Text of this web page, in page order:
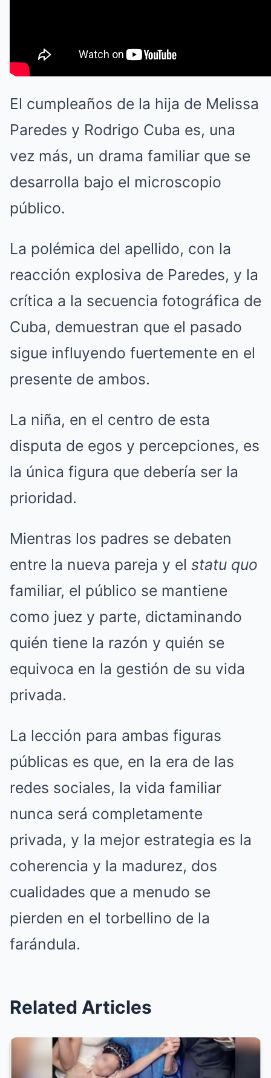
El cumpleaños de la hija de Melissa
Paredes y Rodrigo Cuba es, una
vez más, un drama familiar que se
desarrolla bajo el microscopio
público.
La polémica del apellido, con la
reacción explosiva de Paredes, y la
crítica a la secuencia fotográfica de
Cuba, demuestran que el pasado
sigue influyendo fuertemente en el
presente de ambos.
La niña, en el centro de esta
disputa de egos y percepciones, es
la única figura que debería ser la
prioridad.
Mientras los padres se debaten
entre la nueva pareja y el statu quo
familiar, el público se mantiene
como juez y parte, dictaminando
quién tiene la razón y quién se
equivoca en la gestión de su vida
privada.
La lección para ambas figuras
públicas es que, en la era de las
redes sociales, la vida familiar
nunca será completamente
privada, y la mejor estrategia es la
coherencia y la madurez, dos
cualidades que a menudo se
pierden en el torbellino de la
farándula.
Related Articles